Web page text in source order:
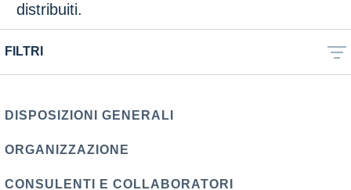
distribuiti.
FILTRI
DISPOSIZIONI GENERALI
ORGANIZZAZIONE
CONSULENTI E COLLABORATORI